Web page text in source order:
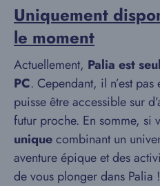
Uniquement
le moment
Actuellement, Palia est
PC. Cependant, il n’est
puisse être accessible sur
futur proche. En somme, si
uniquecombinant un
aventure épique et des
de vous plonger dans Palia !